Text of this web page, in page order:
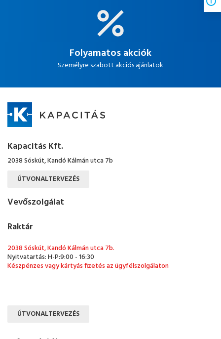
Folyamatos akciók
Személyre szabott akciós ajánlatok
Kapacitás Kft.
2038 Sóskút, Kandó Kálmán utca 7b
ÚTVONALTERVEZÉS
Vevőszolgálat
Raktár
2038 Sóskút, Kandó Kálmán utca 7b.
Nyitvatartás: H-P:9:00 - 16:30
Készpénzes vagy kártyás fizetés az ügyfélszolgálaton
ÚTVONALTERVEZÉS